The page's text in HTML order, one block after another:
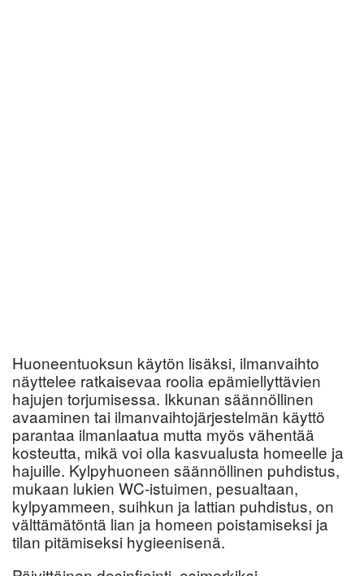
Huoneentuoksun käytön lisäksi, ilmanvaihto
näyttelee ratkaisevaa roolia epämiellyttävien
hajujen torjumisessa. Ikkunan säännöllinen
avaaminen tai ilmanvaihtojärjestelmän käyttö
parantaa ilmanlaatua mutta myös vähentää
kosteutta, mikä voi olla kasvualusta homeelle ja
hajuille. Kylpyhuoneen säännöllinen puhdistus,
mukaan lukien WC-istuimen, pesualtaan,
kylpyammeen, suihkun ja lattian puhdistus, on
välttämätöntä lian ja homeen poistamiseksi ja
tilan pitämiseksi hygieenisenä.